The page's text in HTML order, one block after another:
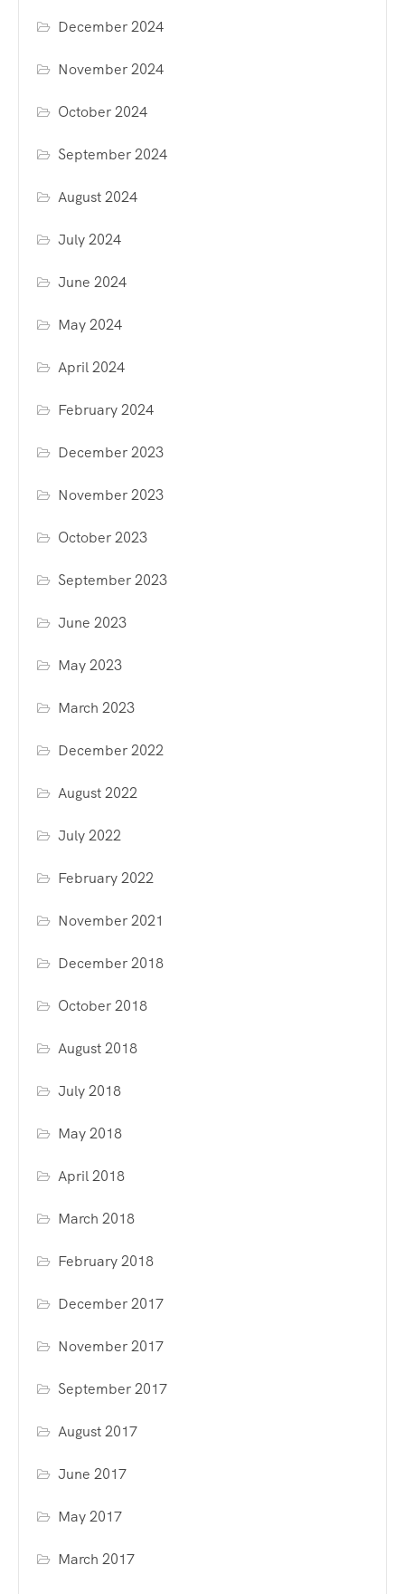
December 2024
November 2024
October 2024
September 2024
August 2024
July 2024
June 2024
May 2024
April 2024
February 2024
December 2023
November 2023
October 2023
September 2023
June 2023
May 2023
March 2023
December 2022
August 2022
July 2022
February 2022
November 2021
December 2018
October 2018
August 2018
July 2018
May 2018
April 2018
March 2018
February 2018
December 2017
November 2017
September 2017
August 2017
June 2017
May 2017
March 2017